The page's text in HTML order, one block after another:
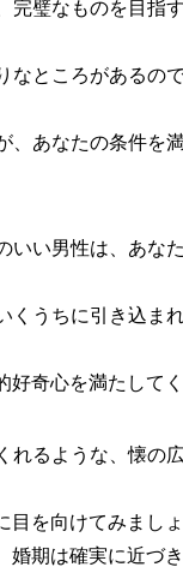
璧なものを目指
ところがあるの
、あなたの条件を
いい男性は、あな
うちに引き込ま
奇心を満たして
るような、懐の
を向けてみましょ
期は確実に近づき